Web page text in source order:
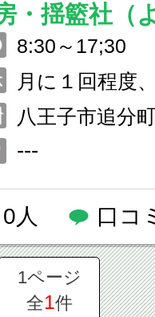
・揺籃社（
8:30～17;30
休み）
月に１回程度
り。詳しくは
八王子市追分
---
人 口コ
1ページ
全1件